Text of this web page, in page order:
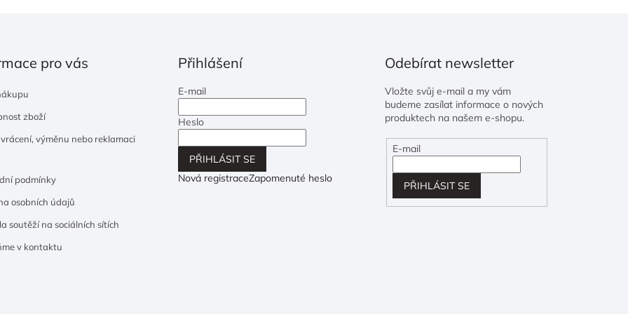
pro vás
zboží
vrácení, výměnu nebo reklamaci
podmínky
osobních údajů
soutěží na sociálních sítích
v kontaktu
Přihlášení
E-mail
Heslo
PŘIHLÁSIT SE
Nová registraceZapomenuté heslo
Odebírat newsletter
Vložte svůj e-mail a my vám
budeme zasílat informace o nových
produktech na našem e-shopu.
E-mail
PŘIHLÁSIT SE